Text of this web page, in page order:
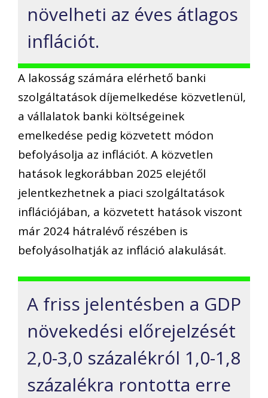
növelheti az éves átlagos
inflációt.
A lakosság számára elérhető banki
szolgáltatások díjemelkedése közvetlenül,
a vállalatok banki költségeinek
emelkedése pedig közvetett módon
befolyásolja az inflációt. A közvetlen
hatások legkorábban 2025 elejétől
jelentkezhetnek a piaci szolgáltatások
inflációjában, a közvetett hatások viszont
már 2024 hátralévő részében is
befolyásolhatják az infláció alakulását.
A friss jelentésben a GDP
növekedési előrejelzését
2,0-3,0 százalékról 1,0-1,8
százalékra rontotta erre